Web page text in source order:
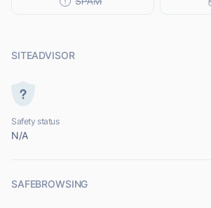
SITEADVISOR
Safety status
N/A
SAFEBROWSING